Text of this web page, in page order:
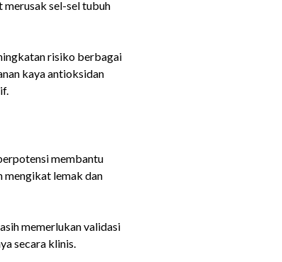
sel-sel tubuh
risiko berbagai
kaya antioksidan
membantu
mengikat lemak dan
memerlukan validasi
secara klinis.